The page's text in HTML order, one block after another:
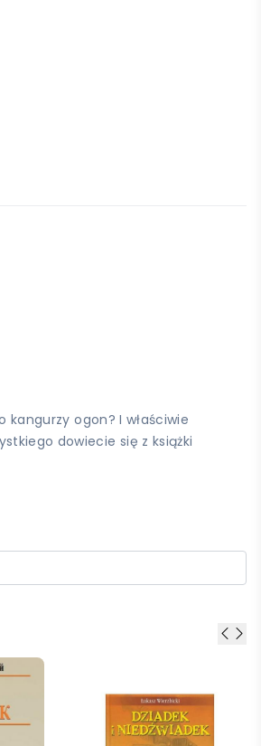
kangurzy ogon? I właściwie
dowiecie się z książki